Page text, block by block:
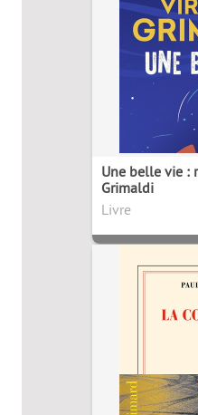
Une belle vie :
Grimaldi
Livre